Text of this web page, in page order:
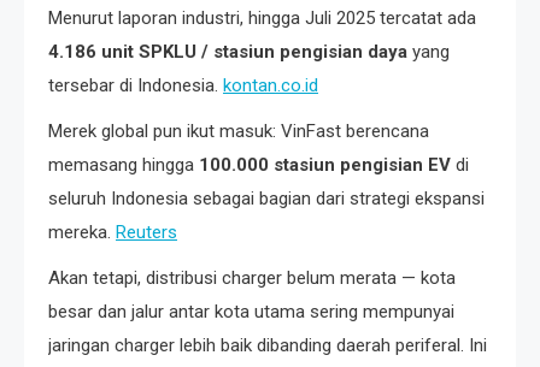
Menurut laporan industri, hingga Juli 2025 tercatat ada
4.186 unit SPKLU / stasiun pengisian daya yang
tersebar di Indonesia. kontan.co.id
Merek global pun ikut masuk: VinFast berencana
memasang hingga 100.000 stasiun pengisian EV di
seluruh Indonesia sebagai bagian dari strategi ekspansi
mereka. Reuters
Akan tetapi, distribusi charger belum merata — kota
besar dan jalur antar kota utama sering mempunyai
jaringan charger lebih baik dibanding daerah periferal. Ini